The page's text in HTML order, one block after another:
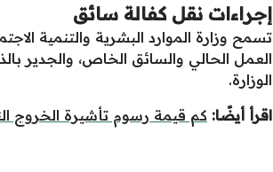
إجراءات نقل كفالة سائق
تسمح وزارة الموارد البشرية والتنمية
العمل الحالي والسائق الخاص، والجدير
الوزارة.
اقرأ أيضًا: كم قيمة رسوم تأشيرة الخروج